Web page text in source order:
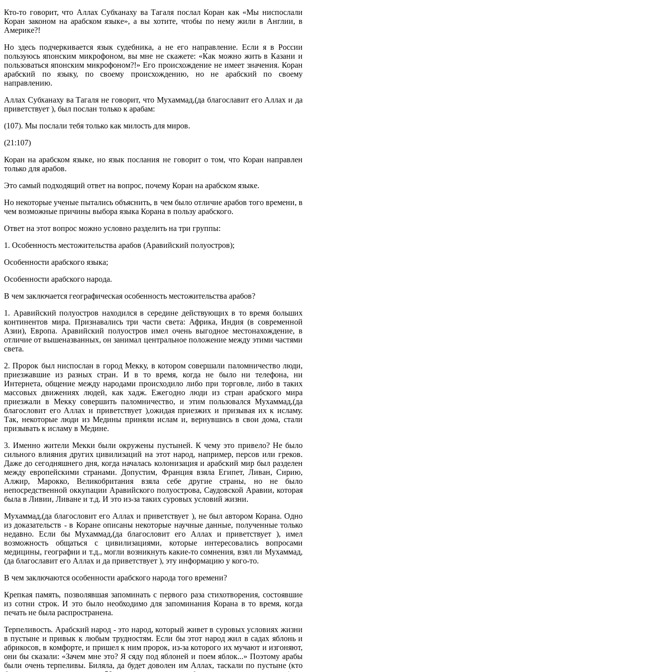
Кто-то говорит, что Аллах Субханаху ва Тагаля послал Коран как «Мы ниспослали
Коран законом на арабском языке», а вы хотите, чтобы по нему жили в Англии, в
Америке?!
Но здесь подчеркивается язык судебника, а не его направление. Если я в России
пользуюсь японским микрофоном, вы мне не скажете: «Как можно жить в Казани и
пользоваться японским микрофоном?!» Его происхождение не имеет значения. Коран
арабский по языку, по своему происхождению, но не арабский по своему
направлению.
Аллах Субханаху ва Тагаля не говорит, что Мухаммад,(да благославит его Аллах и да
приветствует ), был послан только к арабам:
(107). Мы послали тебя только как милость для миров.
(21:107)
Коран на арабском языке, но язык послания не говорит о том, что Коран направлен
только для арабов.
Это самый подходящий ответ на вопрос, почему Коран на арабском языке.
Но некоторые ученые пытались объяснить, в чем было отличие арабов того времени, в
чем возможные причины выбора языка Корана в пользу арабского.
Ответ на этот вопрос можно условно разделить на три группы:
1. Особенность местожительства арабов (Аравийский полуостров);
Особенности арабского языка;
Особенности арабского народа.
В чем заключается географическая особенность местожительства арабов?
1. Аравийский полуостров находился в середине действующих в то время больших
континентов мира. Признавались три части света: Африка, Индия (в современной
Азии), Европа. Аравийский полуостров имел очень выгодное местонахождение, в
отличие от вышеназванных, он занимал центральное положение между этими частями
света.
2. Пророк был ниспослан в город Мекку, в котором совершали паломничество люди,
приезжавшие из разных стран. И в то время, когда не было ни телефона, ни
Интернета, общение между народами происходило либо при торговле, либо в таких
массовых движениях людей, как хадж. Ежегодно люди из стран арабского мира
приезжали в Мекку совершить паломничество, и этим пользовался Мухаммад,(да
благословит его Аллах и приветствует ),ожидая приезжих и призывая их к исламу.
Так, некоторые люди из Медины приняли ислам и, вернувшись в свои дома, стали
призывать к исламу в Медине.
3. Именно жители Мекки были окружены пустыней. К чему это привело? Не было
сильного влияния других цивилизаций на этот народ, например, персов или греков.
Даже до сегодняшнего дня, когда началась колонизация и арабский мир был разделен
между европейскими странами. Допустим, Франция взяла Египет, Ливан, Сирию,
Алжир, Марокко, Великобритания взяла себе другие страны, но не было
непосредственной оккупации Аравийского полуострова, Саудовской Аравии, которая
была в Ливии, Ливане и т.д. И это из-за таких суровых условий жизни.
Мухаммад,(да благословит его Аллах и приветствует ), не был автором Корана. Одно
из доказательств - в Коране описаны некоторые научные данные, полученные только
недавно. Если бы Мухаммад,(да благословит его Аллах и приветствует ), имел
возможность общаться с цивилизациями, которые интересовались вопросами
медицины, географии и т.д., могли возникнуть какие-то сомнения, взял ли Мухаммад,
(да благославит его Аллах и да приветствует ), эту информацию у кого-то.
В чем заключаются особенности арабского народа того времени?
Крепкая память, позволявшая запоминать с первого раза стихотворения, состоявшие
из сотни строк. И это было необходимо для запоминания Корана в то время, когда
печать не была распространена.
Терпеливость. Арабский народ - это народ, который живет в суровых условиях жизни
в пустыне и привык к любым трудностям. Если бы этот народ жил в садах яблонь и
абрикосов, в комфорте, и пришел к ним пророк, из-за которого их мучают и изгоняют,
они бы сказали: «Зачем мне это? Я сяду под яблоней и поем яблок...» Поэтому арабы
были очень терпеливы. Биляла, да будет доволен им Аллах, таскали по пустыне (кто